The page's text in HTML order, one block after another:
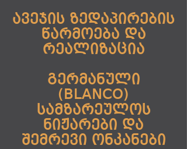
​ავეჯის ზედაპირების
წარმოება და
რეალიზაცია
გერმანული
(BLANCO)
სამზარეულოს
ნიჟარები და
შემრევი ონკანები